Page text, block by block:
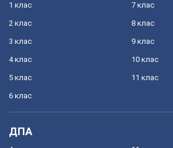
1 клас
2 клас
3 клас
4 клас
5 клас
6 клас
7 клас
8 клас
9 клас
10 клас
11 клас
ДПА